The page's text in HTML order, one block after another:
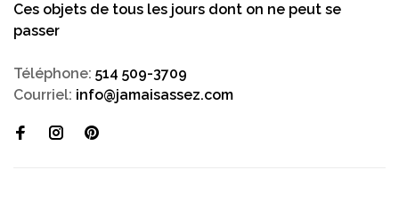
Ces objets de tous les jours dont on ne peut se
passer
Téléphone: 514 509-3709
Courriel: info@jamaisassez.com